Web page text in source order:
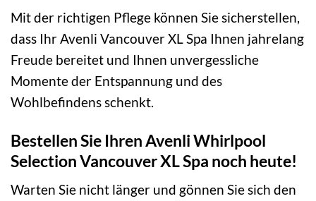
Mit der richtigen Pflege können Sie sicherstellen,
dass Ihr Avenli Vancouver XL Spa Ihnen jahrelang
Freude bereitet und Ihnen unvergessliche
Momente der Entspannung und des
Wohlbefindens schenkt.
Bestellen Sie Ihren Avenli Whirlpool
Selection Vancouver XL Spa noch heute!
Warten Sie nicht länger und gönnen Sie sich den